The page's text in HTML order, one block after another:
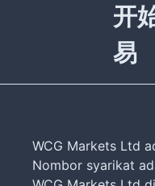
开
易
WCG Markets Ltd
Nombor syarikat